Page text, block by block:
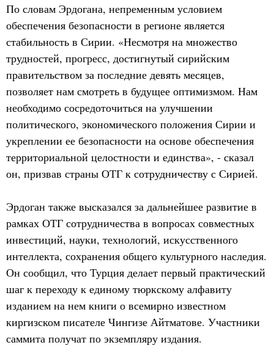
По словам Эрдогана, непременным условием
обеспечения безопасности в регионе является
стабильность в Сирии. «Несмотря на множество
трудностей, прогресс, достигнутый сирийским
правительством за последние девять месяцев,
позволяет нам смотреть в будущее оптимизмом. Нам
необходимо сосредоточиться на улучшении
политического, экономического положения Сирии и
укреплении ее безопасности на основе обеспечения
территориальной целостности и единства», - сказал
он, призвав страны ОТГ к сотрудничеству с Сирией.
Эрдоган также высказался за дальнейшее развитие в
рамках ОТГ сотрудничества в вопросах совместных
инвестиций, науки, технологий, искусственного
интеллекта, сохранения общего культурного наследия.
Он сообщил, что Турция делает первый практический
шаг к переходу к единому тюркскому алфавиту
изданием на нем книги о всемирно известном
киргизском писателе Чингизе Айтматове. Участники
саммита получат по экземпляру издания.